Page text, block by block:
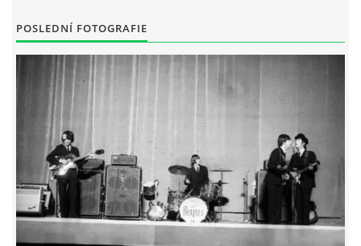
POSLEDNÍ FOTOGRAFIE